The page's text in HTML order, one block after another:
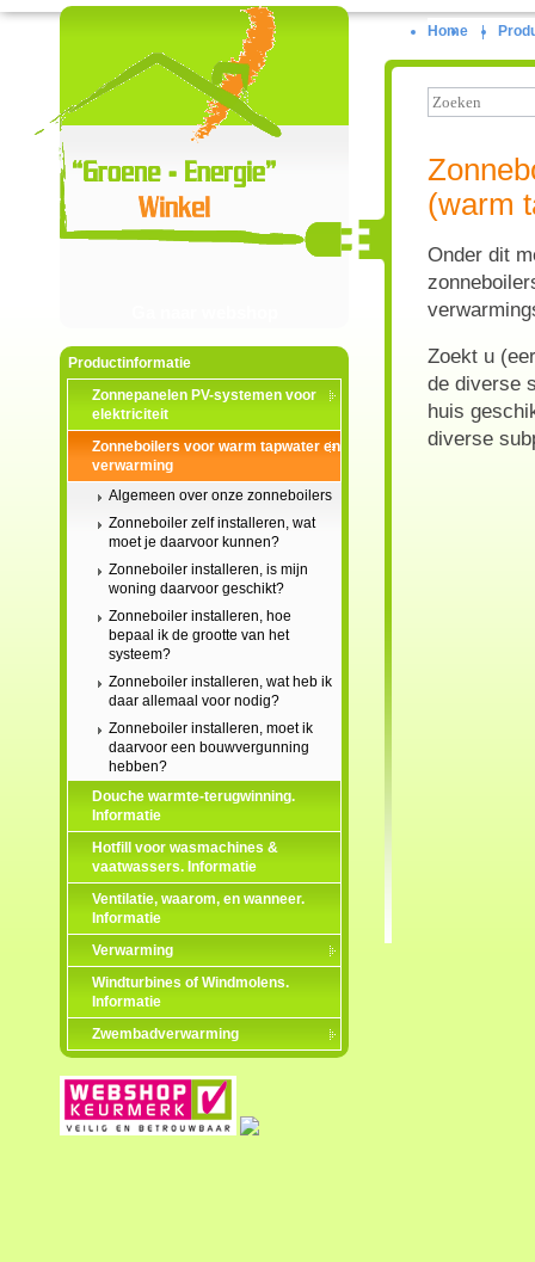
Productinformatie
Zonnepanelen PV-systemen voor
elektriciteit
Zonneboilers voor warm tapwater en
verwarming
Algemeen over onze zonneboilers
Zonneboiler zelf installeren, wat
moet je daarvoor kunnen?
Zonneboiler installeren, is mijn
woning daarvoor geschikt?
Zonneboiler installeren, hoe
bepaal ik de grootte van het
systeem?
Zonneboiler installeren, wat heb ik
daar allemaal voor nodig?
Zonneboiler installeren, moet ik
daarvoor een bouwvergunning
hebben?
Douche warmte-terugwinning.
Informatie
Hotfill voor wasmachines &
vaatwassers. Informatie
Ventilatie, waarom, en wanneer.
Informatie
Verwarming
Windturbines of Windmolens.
Informatie
Zwembadverwarming
Home |
(warm
Onder dit
Zoekt u
de diverse
huis
diverse